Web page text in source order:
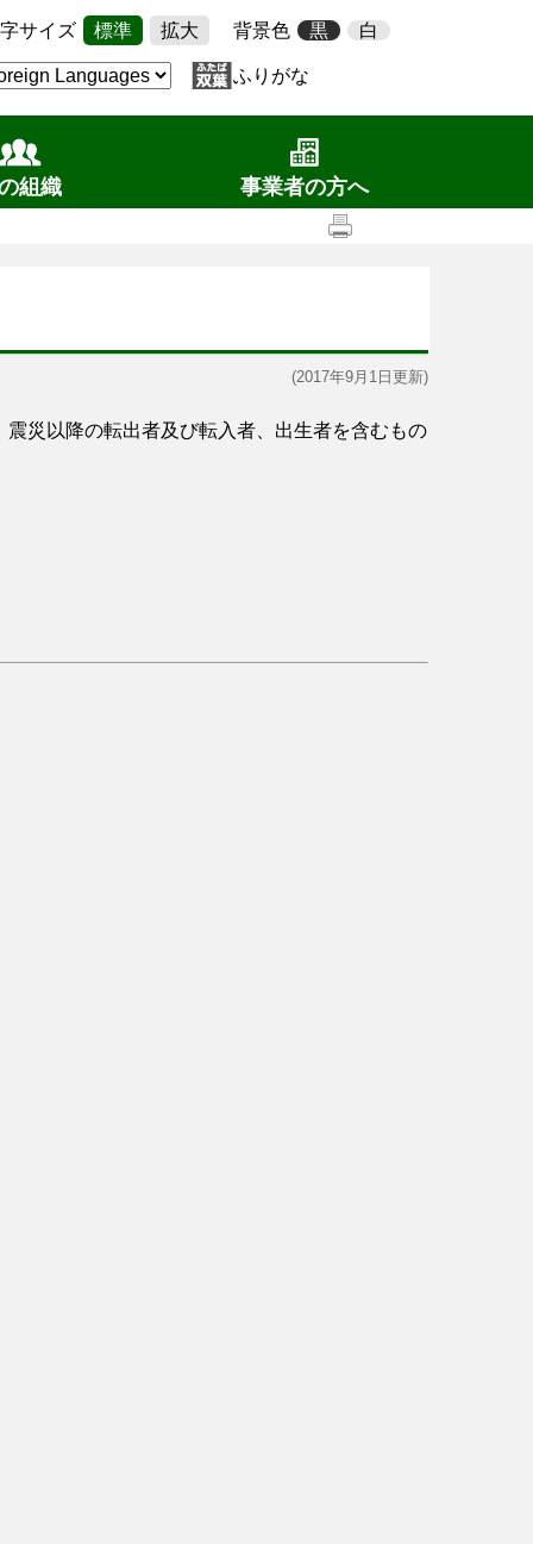
サイズ 標準 拡大 背景色 黒 白
ふりがな
組織 事業者の方へ
(2017年9月1日更新)
災以降の転出者及び転入者、出生者を含むもの